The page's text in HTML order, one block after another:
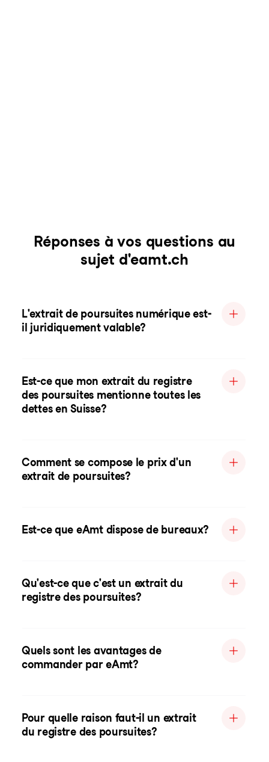
Réponses à vos questions au
sujet d'eamt.ch
L'extrait de poursuites numérique est-
il juridiquement valable?
Est-ce que mon extrait du registre
des poursuites mentionne toutes les
dettes en Suisse?
Comment se compose le prix d'un
extrait de poursuites?
Est-ce que eAmt dispose de bureaux?
Qu'est-ce que c'est un extrait du
registre des poursuites?
Quels sont les avantages de
commander par eAmt?
Pour quelle raison faut-il un extrait
du registre des poursuites?